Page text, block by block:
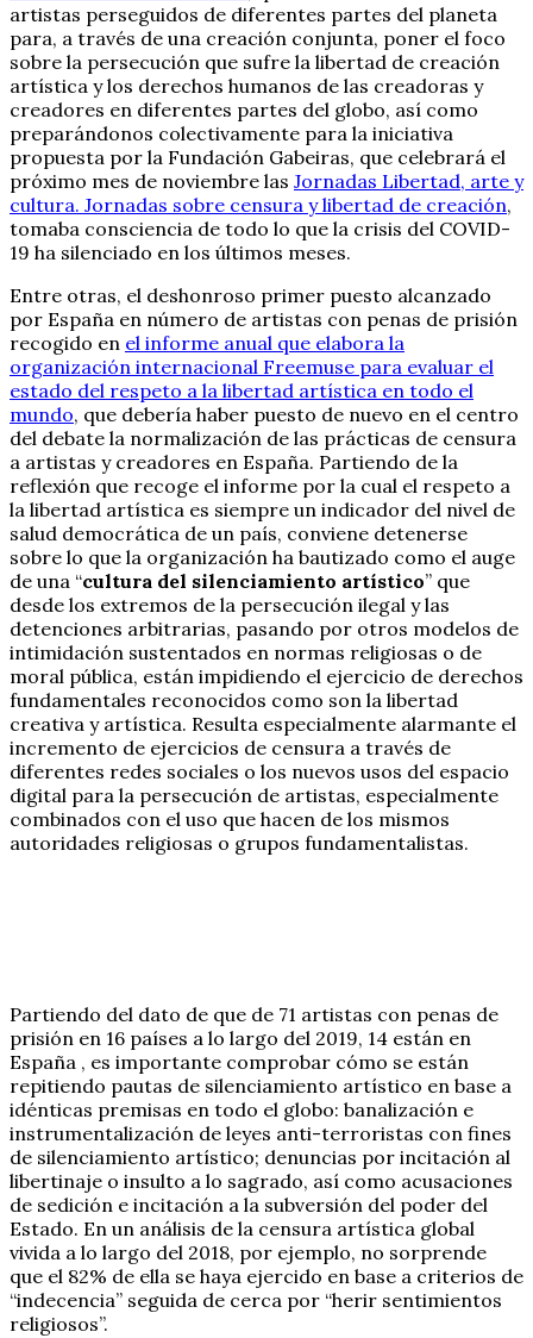
artistas perseguidos de diferentes partes del planeta
para, a través de una creación conjunta, poner el foco
sobre la persecución que sufre la libertad de creación
artística y los derechos humanos de las creadoras y
creadores en diferentes partes del globo, así como
preparándonos colectivamente para la iniciativa
propuesta por la Fundación Gabeiras, que celebrará el
próximo mes de noviembre las Jornadas Libertad, arte y
cultura. Jornadas sobre censura y libertad de creación,
tomaba consciencia de todo lo que la crisis del COVID-
19 ha silenciado en los últimos meses.
Entre otras, el deshonroso primer puesto alcanzado
por España en número de artistas con penas de prisión
recogido en el informe anual que elabora la
organización internacional Freemuse para evaluar el
estado del respeto a la libertad artística en todo el
mundo, que debería haber puesto de nuevo en el centro
del debate la normalización de las prácticas de censura
a artistas y creadores en España. Partiendo de la
reflexión que recoge el informe por la cual el respeto a
la libertad artística es siempre un indicador del nivel de
salud democrática de un país, conviene detenerse
sobre lo que la organización ha bautizado como el auge
de una “cultura del silenciamiento artístico” que
desde los extremos de la persecución ilegal y las
detenciones arbitrarias, pasando por otros modelos de
intimidación sustentados en normas religiosas o de
moral pública, están impidiendo el ejercicio de derechos
fundamentales reconocidos como son la libertad
creativa y artística. Resulta especialmente alarmante el
incremento de ejercicios de censura a través de
diferentes redes sociales o los nuevos usos del espacio
digital para la persecución de artistas, especialmente
combinados con el uso que hacen de los mismos
autoridades religiosas o grupos fundamentalistas.
Partiendo del dato de que de 71 artistas con penas de
prisión en 16 países a lo largo del 2019, 14 están en
España , es importante comprobar cómo se están
repitiendo pautas de silenciamiento artístico en base a
idénticas premisas en todo el globo: banalización e
instrumentalización de leyes anti-terroristas con fines
de silenciamiento artístico; denuncias por incitación al
libertinaje o insulto a lo sagrado, así como acusaciones
de sedición e incitación a la subversión del poder del
Estado. En un análisis de la censura artística global
vivida a lo largo del 2018, por ejemplo, no sorprende
que el 82% de ella se haya ejercido en base a criterios de
“indecencia” seguida de cerca por “herir sentimientos
religiosos”.